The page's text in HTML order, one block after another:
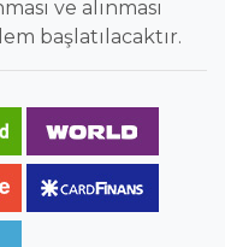
ve alınması
başlatılacaktır.